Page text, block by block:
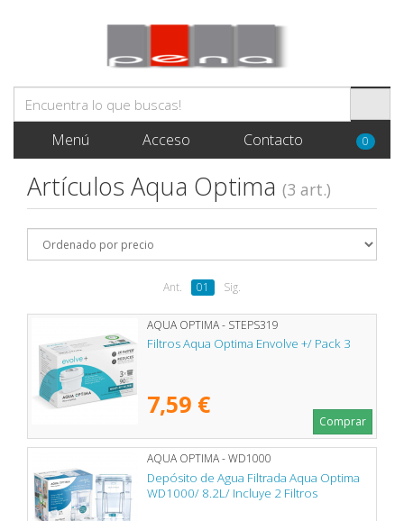
Menú Acceso Contacto 0
Artículos Aqua Optima (3 art.)
Ant. 01 Sig.
AQUA OPTIMA - STEPS319
Filtros Aqua Optima Envolve +/ Pack 3
7,59 €
Comprar
AQUA OPTIMA - WD1000
Depósito de Agua Filtrada Aqua Optima
WD1000/ 8.2L/ Incluye 2 Filtros